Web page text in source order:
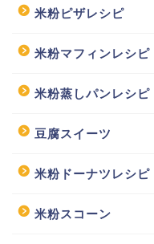
米粉ピザレシピ
米粉マフィンレシピ
米粉蒸しパンレシピ
豆腐スイーツ
米粉ドーナツレシピ
米粉スコーン